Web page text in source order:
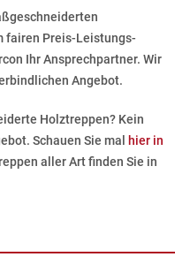
fairen Preis-Leistungs-
Ihr Ansprechpartner. Wir
Angebot.
Holztreppen? Kein
Schauen Sie mal
hier in
aller Art finden Sie in